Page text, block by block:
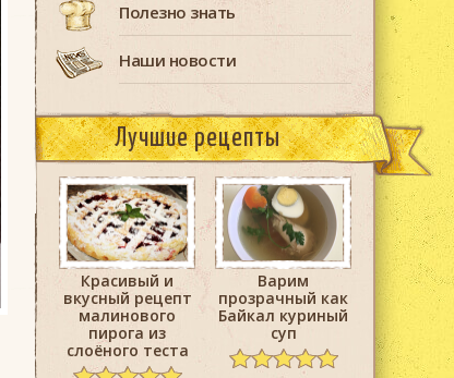
Полезно знать
Наши новости
Лучшие рецепты
Красивый и
вкусный рецепт
малинового
пирога из
слоёного теста
Варим
прозрачный как
Байкал куриный
суп